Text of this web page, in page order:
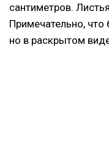
сантиметров.
Примечательно,
но в раскрытом